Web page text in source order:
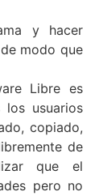
y hacer
modo que
Libre es
usuarios
copiado,
de
que el
pero no